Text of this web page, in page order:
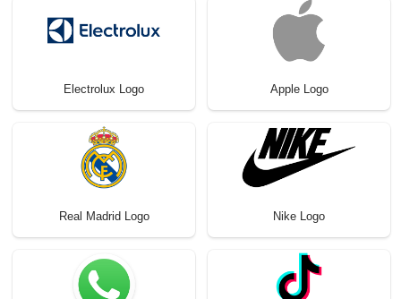
Electrolux Logo Apple Logo
Real Madrid Logo Nike Logo